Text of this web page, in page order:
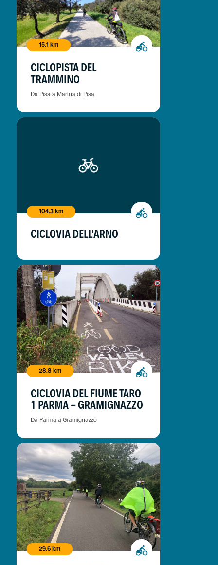
15.1 km
CICLOPISTA DEL
TRAMMINO
Da Pisa a Marina di Pisa
104.3 km
CICLOVIA DELL'ARNO
28.8 km
CICLOVIA DEL FIUME TARO
1 PARMA - GRAMIGNAZZO
Da Parma a Gramignazzo
29.6 km